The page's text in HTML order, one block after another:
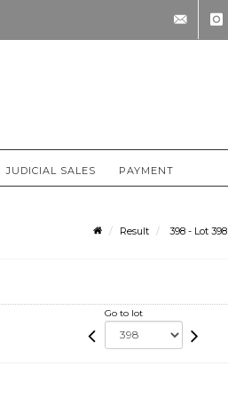
JUDICIAL SALES PAYMENT
Result 398 - Lot 398
Go to lot